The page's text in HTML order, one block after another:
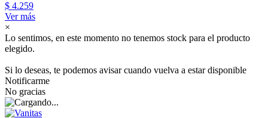
$ 4.259
Ver más
×
Lo sentimos, en este momento no tenemos stock para el producto
elegido.
Si lo deseas, te podemos avisar cuando vuelva a estar disponible
Notificarme
No gracias